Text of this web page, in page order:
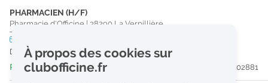
PHARMACIEN (H/F)
Pharmacie d'Officine | 38290 La Verpillière
Du 30/08/26 au 30/12/26
Publiée il y a 2 jour(s)
#202881
À propos des cookies sur
clubofficine.fr